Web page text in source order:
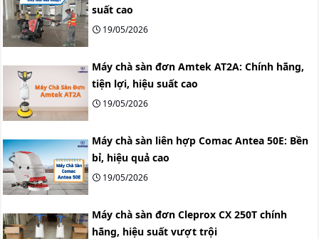
suất cao
19/05/2026
Máy chà sàn đơn Amtek AT2A: Chính hãng,
tiện lợi, hiệu suất cao
19/05/2026
Máy chà sàn liên hợp Comac Antea 50E: Bền
bỉ, hiệu quả cao
19/05/2026
Máy chà sàn đơn Cleprox CX 250T chính
hãng, hiệu suất vượt trội